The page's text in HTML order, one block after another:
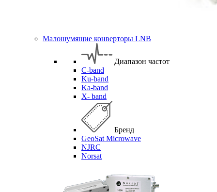
Малошумящие конверторы LNB
Диапазон частот
C-band
Ku-band
Ka-band
X- band
Бренд
GeoSat Microwave
NJRC
Norsat